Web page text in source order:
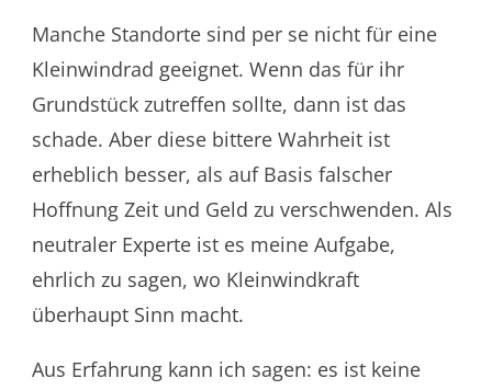
Manche Standorte sind per se nicht für eine
Kleinwindrad geeignet. Wenn das für ihr
Grundstück zutreffen sollte, dann ist das
schade. Aber diese bittere Wahrheit ist
erheblich besser, als auf Basis falscher
Hoffnung Zeit und Geld zu verschwenden. Als
neutraler Experte ist es meine Aufgabe,
ehrlich zu sagen, wo Kleinwindkraft
überhaupt Sinn macht.
Aus Erfahrung kann ich sagen: es ist keine